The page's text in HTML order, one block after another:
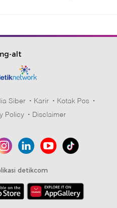
Siber Karir
Kotak Pos
Policy Disclaimer
detikcom